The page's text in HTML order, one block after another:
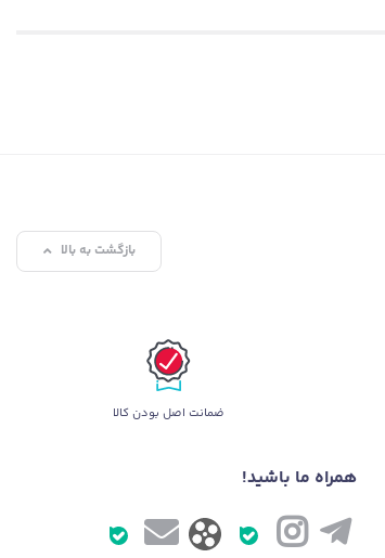
بازگشت به بالا
ضمانت اصل بودن کالا
همراه ما باشید!